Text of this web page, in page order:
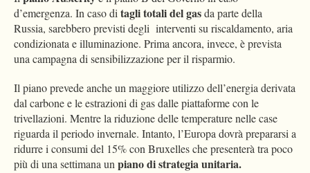
d’emergenza. In caso ditagli totali del gasda parte della
Russia, sarebbero previsti degli interventi su riscaldamento, aria
condizionata e illuminazione. Prima ancora, invece, è prevista
una campagna di sensibilizzazione per il risparmio.
Il piano prevede anche un maggiore utilizzo dell’energia derivata
dal carbone e le estrazioni di gas dalle piattaforme con le
trivellazioni. Mentre la riduzione delle temperature nelle case
riguarda il periodo invernale. Intanto, l’Europa dovrà prepararsi a
ridurre i consumi del 15% con Bruxelles che presenterà tra poco
più di una settimana unpiano di strategia unitaria.